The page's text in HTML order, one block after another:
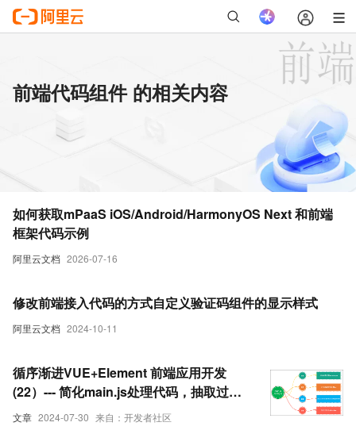
前端代码组件 的相关内容
阿里云文档 2026-07-16
如何获取mPaaS iOS/Android/HarmonyOS Next 和前端
框架代码示例
阿里云文档 2024-10-11
修改前端接入代码的方式自定义验证码组件的显示样式
文章 2024-07-30 来自：开发者社区
循序渐进VUE+Element 前端应用开发
(22）--- 简化main.js处理代码，抽取过滤
器、全局界面函数、组件注册等处理逻辑